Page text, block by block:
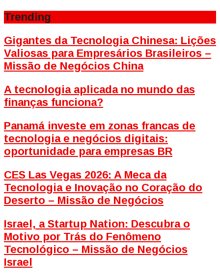
Trending
Gigantes da Tecnologia Chinesa: Lições
Valiosas para Empresários Brasileiros –
Missão de Negócios China
A tecnologia aplicada no mundo das
finanças funciona?
Panamá investe em zonas francas de
tecnologia e negócios digitais:
oportunidade para empresas BR
CES Las Vegas 2026: A Meca da
Tecnologia e Inovação no Coração do
Deserto – Missão de Negócios
Israel, a Startup Nation: Descubra o
Motivo por Trás do Fenômeno
Tecnológico – Missão de Negócios
Israel